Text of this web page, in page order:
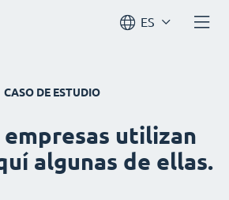
ES
CASO DE ESTUDIO
utilizan
algunas de ellas.